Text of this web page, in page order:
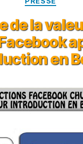
de la
en